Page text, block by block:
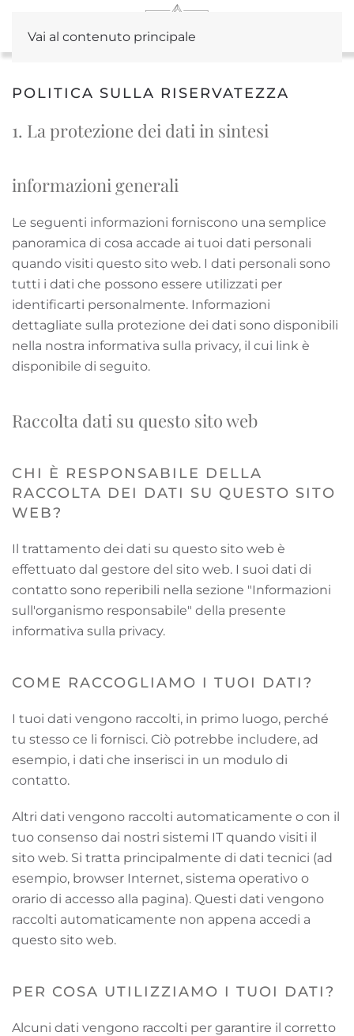
Vai al contenuto principale
POLITICA SULLA RISERVATEZZA
1. La protezione dei dati in sintesi
informazioni generali
Le seguenti informazioni forniscono una semplice
panoramica di cosa accade ai tuoi dati personali
quando visiti questo sito web. I dati personali sono
tutti i dati che possono essere utilizzati per
identificarti personalmente. Informazioni
dettagliate sulla protezione dei dati sono disponibili
nella nostra informativa sulla privacy, il cui link è
disponibile di seguito.
Raccolta dati su questo sito web
CHI È RESPONSABILE DELLA
RACCOLTA DEI DATI SU QUESTO SITO
WEB?
Il trattamento dei dati su questo sito web è
effettuato dal gestore del sito web. I suoi dati di
contatto sono reperibili nella sezione "Informazioni
sull'organismo responsabile" della presente
informativa sulla privacy.
COME RACCOGLIAMO I TUOI DATI?
I tuoi dati vengono raccolti, in primo luogo, perché
tu stesso ce li fornisci. Ciò potrebbe includere, ad
esempio, i dati che inserisci in un modulo di
contatto.
Altri dati vengono raccolti automaticamente o con il
tuo consenso dai nostri sistemi IT quando visiti il ​​
sito web. Si tratta principalmente di dati tecnici (ad
esempio, browser Internet, sistema operativo o
orario di accesso alla pagina). Questi dati vengono
raccolti automaticamente non appena accedi a
questo sito web.
PER COSA UTILIZZIAMO I TUOI DATI?
Alcuni dati vengono raccolti per garantire il corretto